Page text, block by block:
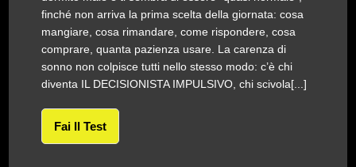
finché non arriva la prima scelta della giornata: cosa
mangiare, cosa rimandare, come rispondere, cosa
comprare, quanta pazienza usare. La carenza di
sonno non colpisce tutti nello stesso modo: c’è chi
diventa IL DECISIONISTA IMPULSIVO, chi scivola[...]
Fai Il Test